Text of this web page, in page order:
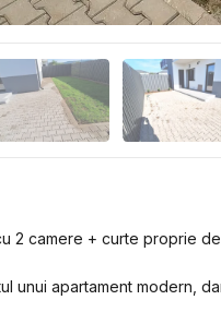
2 camere + curte proprie
unui apartament modern,